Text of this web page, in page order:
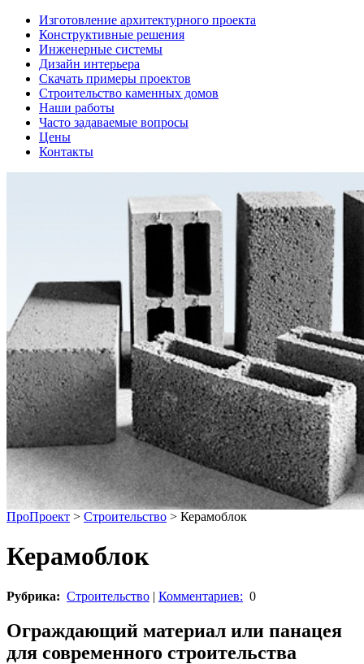
Изготовление архитектурного проекта
Конструктивные решения
Инженерные системы
Дизайн интерьера
Скачать примеры проектов
Строительство каменных домов
Наши работы
Часто задаваемые вопросы
Цены
Контакты
ПроПроект > Строительство > Керамоблок
Керамоблок
Рубрика: Строительство | Комментариев: 0
Ограждающий материал или панацея
для современного строительства